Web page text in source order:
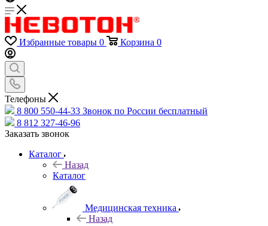
Избранные товары 0 Корзина 0
Телефоны
8 800 550-44-33 Звонок по России бесплатный
8 812 327-46-96
Заказать звонок
Каталог
Назад
Каталог
Медицинская техника
Назад